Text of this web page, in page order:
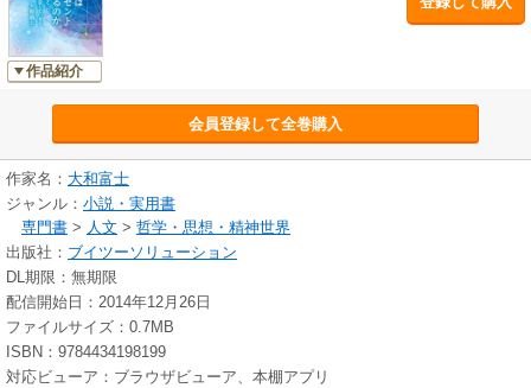
作品紹介
会員登録して全巻購入
作家名： 大和富士
ジャンル： 小説・実用書
専門書 > 人文 > 哲学・思想・精神世界
出版社： ブイツーソリューション
DL期限：無期限
配信開始日：2014年12月26日
ファイルサイズ：0.7MB
ISBN：9784434198199
対応ビューア：ブラウザビューア、本棚アプリ